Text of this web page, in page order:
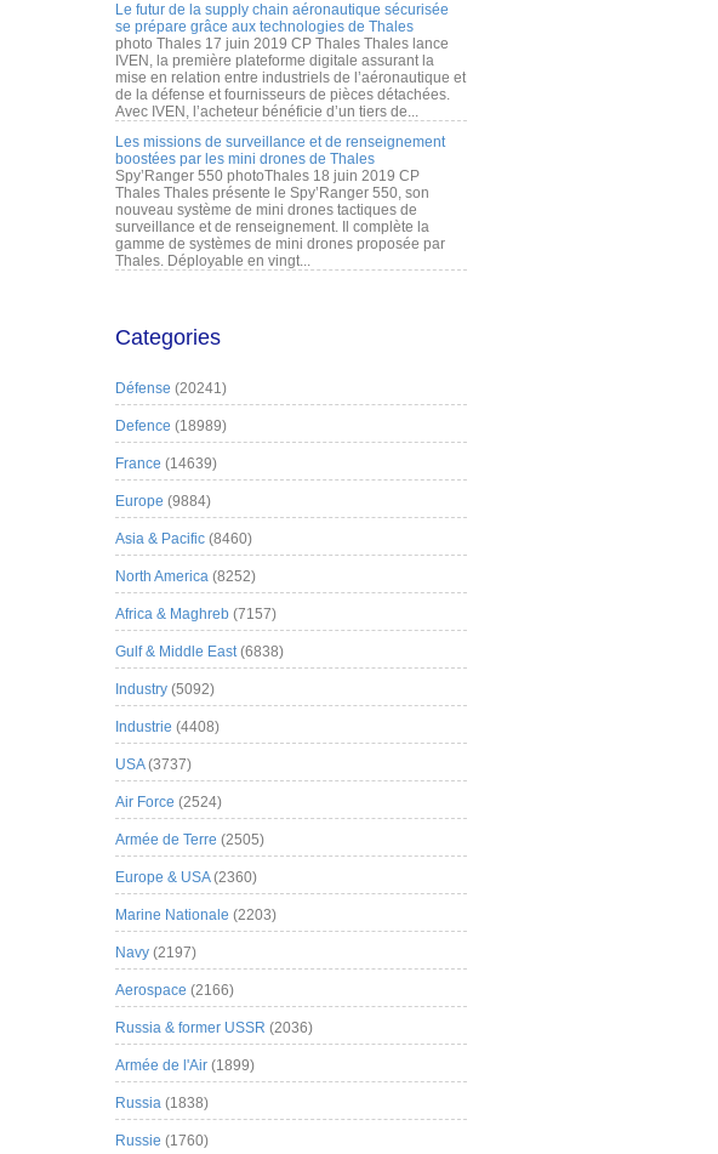
Le futur de la supply chain aéronautique sécurisée
se prépare grâce aux technologies de Thales
photo Thales 17 juin 2019 CP Thales Thales lance
IVEN, la première plateforme digitale assurant la
mise en relation entre industriels de l’aéronautique et
de la défense et fournisseurs de pièces détachées.
Avec IVEN, l’acheteur bénéficie d’un tiers de...
Les missions de surveillance et de renseignement
boostées par les mini drones de Thales
Spy’Ranger 550 photoThales 18 juin 2019 CP
Thales Thales présente le Spy’Ranger 550, son
nouveau système de mini drones tactiques de
surveillance et de renseignement. Il complète la
gamme de systèmes de mini drones proposée par
Thales. Déployable en vingt...
Categories
Défense (20241)
Defence (18989)
France (14639)
Europe (9884)
Asia & Pacific (8460)
North America (8252)
Africa & Maghreb (7157)
Gulf & Middle East(6838)
Industry (5092)
Industrie (4408)
USA(3737)
Air Force (2524)
Armée de Terre (2505)
Europe & USA(2360)
Marine Nationale (2203)
Navy (2197)
Aerospace (2166)
Russia & former USSR (2036)
Armée de l'Air (1899)
Russia (1838)
Russie (1760)